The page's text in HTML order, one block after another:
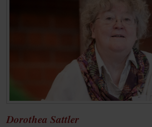
Dorothea Sattler